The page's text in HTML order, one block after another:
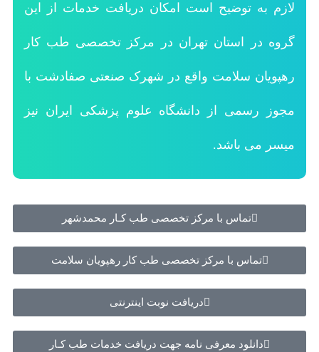
لازم به توضیح است امکان دریافت خدمات از این
گروه در استان تهران در مرکز تخصصی طب کار
رهپویان سلامت واقع در شهرک صنعتی صفادشت با
مجوز رسمی از دانشگاه علوم پزشکی ایران نیز
میسر می باشد.
تماس با مرکز تخصصی طب کـار محمدشهر
تماس با مرکز تخصصی طب کار رهپویان سلامت
دریافت نوبت اینترنتی
دانلود معرفی نامه جهت دریافت خدمات طب کـار